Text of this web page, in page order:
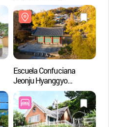
Escuela Confuciana
Jeonju Hyanggyo
(전주향교)